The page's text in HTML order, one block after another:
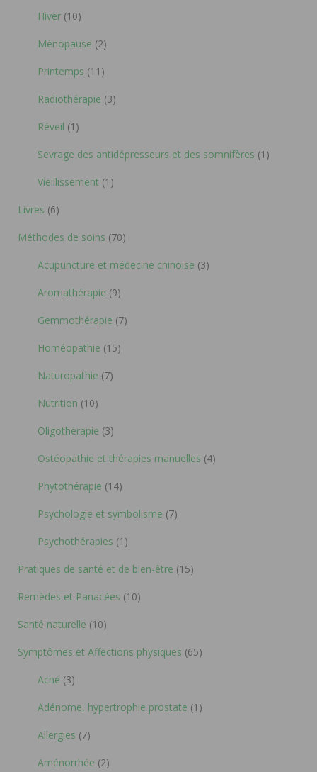
Hiver (10)
Ménopause (2)
Printemps (11)
Radiothérapie (3)
Réveil (1)
Sevrage des antidépresseurs et des somnifères (1)
Vieillissement (1)
Livres (6)
Méthodes de soins (70)
Acupuncture et médecine chinoise (3)
Aromathérapie (9)
Gemmothérapie (7)
Homéopathie (15)
Naturopathie (7)
Nutrition (10)
Oligothérapie (3)
Ostéopathie et thérapies manuelles (4)
Phytothérapie (14)
Psychologie et symbolisme (7)
Psychothérapies (1)
Pratiques de santé et de bien-être (15)
Remèdes et Panacées (10)
Santé naturelle (10)
Symptômes et Affections physiques (65)
Acné (3)
Adénome, hypertrophie prostate (1)
Allergies (7)
Aménorrhée (2)